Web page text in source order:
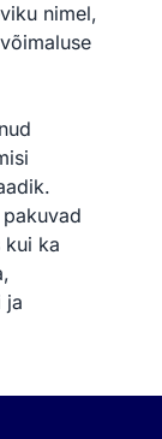
nimel,
kui ka
ja